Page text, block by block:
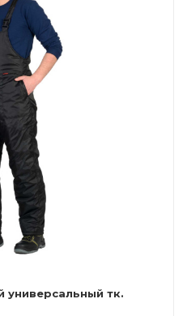
универсальный тк.